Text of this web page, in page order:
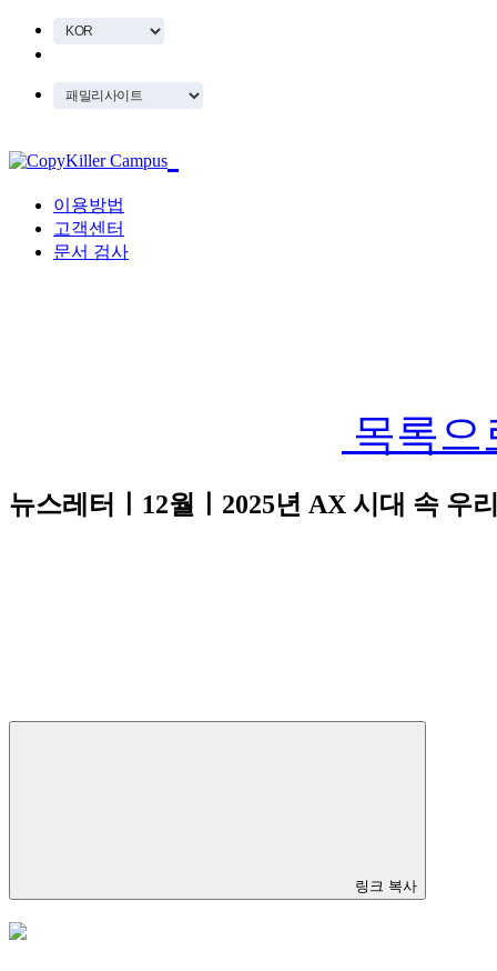
이용방법
고객센터
문서 검사
목록으
뉴스레터ㅣ12월ㅣ2025년 AX 시대 속 우
링크 복사